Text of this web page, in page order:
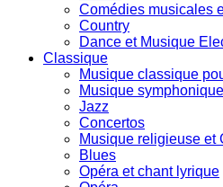
Comédies musicales
Country
Dance et Musique
Classique
Musique classique
Musique symphonique
Jazz
Concertos
Musique religieuse et
Blues
Opéra et chant lyrique